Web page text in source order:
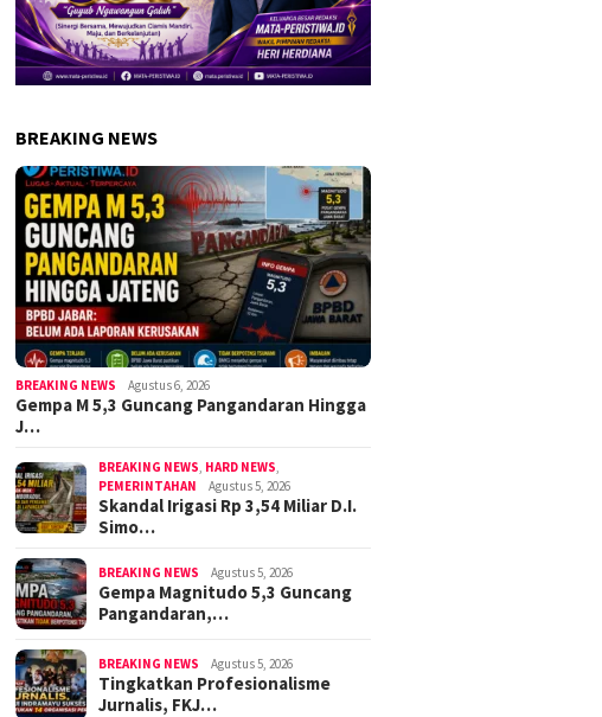
BREAKING NEWS
BREAKING NEWS Agustus 6, 2026
Gempa M 5,3 Guncang Pangandaran Hingga
J…
BREAKING NEWS HARD NEWS
PEMERINTAHAN
Agustus 5, 2026
Skandal Irigasi Rp 3,54 Miliar D.I.
Simo…
BREAKING NEWS Agustus 5, 2026
Gempa Magnitudo 5,3 Guncang
Pangandaran,…
BREAKING NEWS Agustus 5, 2026
Tingkatkan Profesionalisme
Jurnalis, FKJ…